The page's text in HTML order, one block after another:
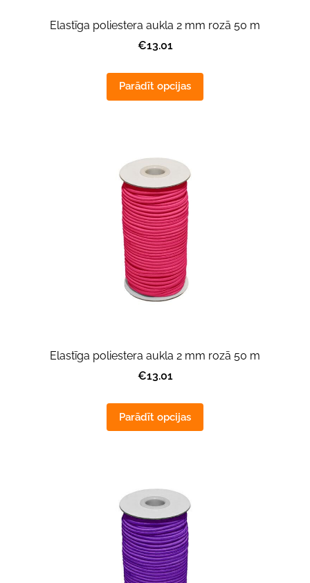
Elastīga poliestera aukla 2 mm rozā 50 m
€13.01
Parādīt opcijas
Elastīga poliestera aukla 2 mm rozā 50 m
€13.01
Parādīt opcijas